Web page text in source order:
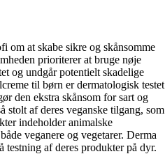
om at skabe sikre og skånsomme
prioriterer at bruge nøje
og undgår potentielt skadelige
til børn er dermatologisk testet
den ekstra skånsom for sart og
stolt af deres veganske tilgang, som
indeholder animalske
veganere og vegetarer. Derma
af deres produkter på dyr.